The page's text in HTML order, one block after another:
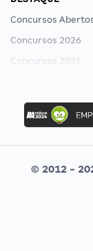
Concursos
Concursos 2026
Concursos 2025
Concurso
Concurso Ibama
Concurso MPU
Editais publicados
CONCURSOS
© 2012 -